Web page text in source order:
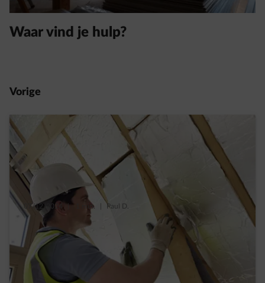
Waar vind je hulp?
Vorige
07/12/2024 | 1 min. Paul D.
Waarom lukt het maar niet om je woning te
isoleren? Ontdek de obstakels én de
oplossingen!
Read more